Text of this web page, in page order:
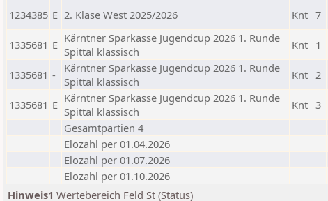
1234385 E 2. Klase West 2025/2026 Knt 7
1335681 E Kärntner Sparkasse Jugendcup 2026 1. Runde
Spittal klassisch
Knt 1
1335681 -
Kärntner Sparkasse Jugendcup 2026 1. Runde
Spittal klassisch
Knt 2
1335681 E Kärntner Sparkasse Jugendcup 2026 1. Runde
Spittal klassisch
Knt 3
Gesamtpartien 4
Elozahl per 01.04.2026
Elozahl per 01.07.2026
Elozahl per 01.10.2026
Hinweis1 Wertebereich Feld St (Status)